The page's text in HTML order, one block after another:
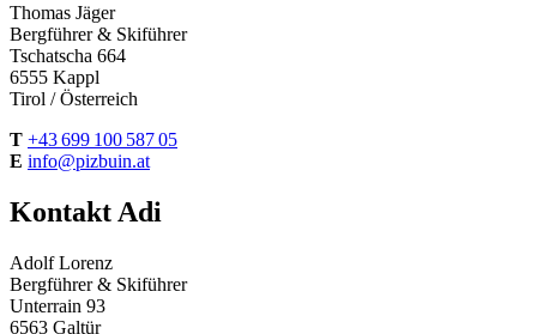
Thomas Jäger
Bergführer & Skiführer
Tschatscha 664
6555 Kappl
Tirol /Österreich
T +43 699 100 587 05
E info@pizbuin.at
Kontakt Adi
Adolf Lorenz
Bergführer & Skiführer
Unterrain 93
6563 Galtür